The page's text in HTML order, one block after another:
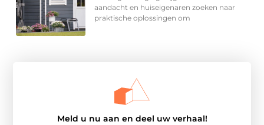
aandacht en huiseigenaren zoeken naar
praktische oplossingen om
Meld u nu aan en deel uw verhaal!